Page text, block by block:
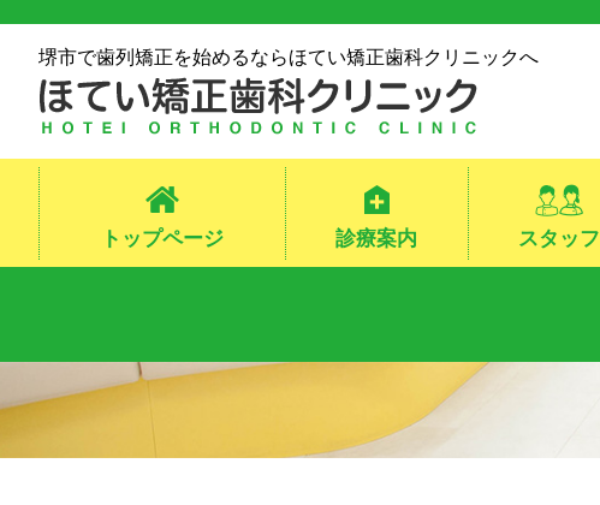
堺市で歯列矯正を始めるならほてい矯正歯科クリニックへ
トップページ 診療案内 スタッフ